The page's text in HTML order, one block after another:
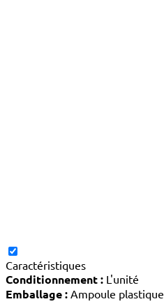
Caractéristiques
Conditionnement : L'unité
Emballage : Ampoule plastique